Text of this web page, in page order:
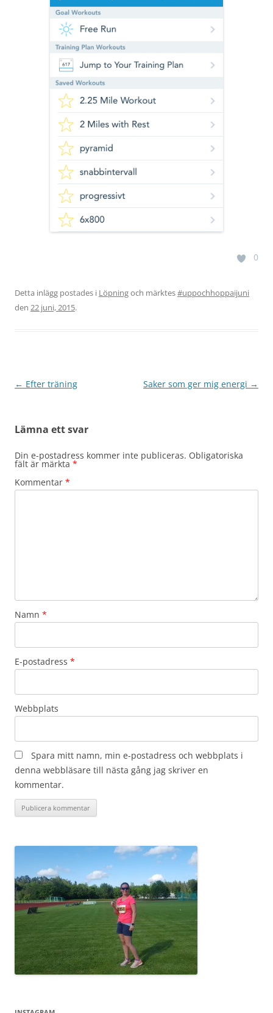
0
Detta inlägg postades i Löpningoch märktes#uppochhoppaijuni
den 22 juni, 2015.
Inläggsnavigering
← Efter träning Saker som ger mig energi →
Lämna ett svar
Din e-postadress kommer inte publiceras. Obligatoriska
fält är märkta *
Kommentar *
Namn *
E-postadress *
Webbplats
Spara mitt namn, min e-postadress och webbplats i
denna webbläsare till nästa gång jag skriver en
kommentar.